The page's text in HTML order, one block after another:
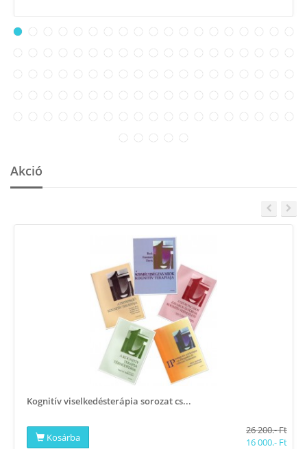
Akció
Kognitív viselkedésterápia sorozat cs...
Kosárba
26 200.- Ft
16 000.- Ft